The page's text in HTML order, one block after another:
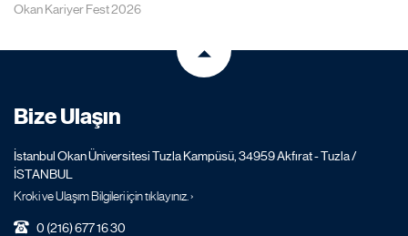
Okan Kariyer Fest 2026
Bize Ulaşın
İstanbul Okan Üniversitesi Tuzla Kampüsü, 34959 Akfırat - Tuzla /
İSTANBUL
Kroki ve Ulaşım Bilgileri için tıklayınız. ›
0 (216) 677 16 30